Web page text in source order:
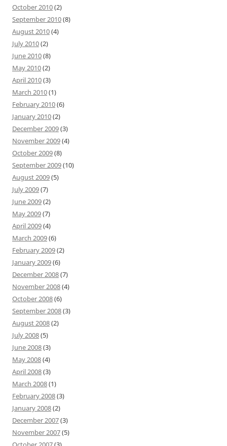
October 2010(2)
September 2010(8)
August 2010(4)
July 2010(2)
June 2010(8)
May 2010(2)
April 2010(3)
March 2010(1)
February 2010(6)
January 2010(2)
December 2009(3)
November 2009(4)
October 2009(8)
September 2009(10)
August 2009(5)
July 2009(7)
June 2009(2)
May 2009(7)
April 2009(4)
March 2009(6)
February 2009(2)
January 2009(6)
December 2008(7)
November 2008(4)
October 2008(6)
September 2008(3)
August 2008(2)
July 2008(5)
June 2008(3)
May 2008(4)
April 2008(3)
March 2008(1)
February 2008(3)
January 2008(2)
December 2007(3)
November 2007(5)